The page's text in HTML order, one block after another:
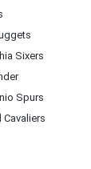
Sixers
Spurs
Cavaliers